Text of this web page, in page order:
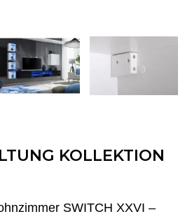
KOLLEKTION
SWITCH XXVI –